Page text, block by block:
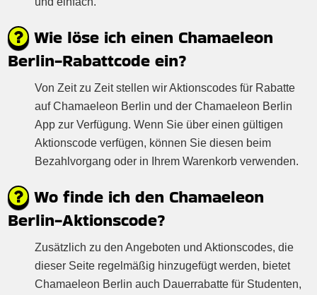
Wie löse ich einen Chamaeleon
Berlin-Rabattcode ein?
Von Zeit zu Zeit stellen wir Aktionscodes für Rabatte
auf Chamaeleon Berlin und der Chamaeleon Berlin
App zur Verfügung. Wenn Sie über einen gültigen
Aktionscode verfügen, können Sie diesen beim
Bezahlvorgang oder in Ihrem Warenkorb verwenden.
Wo finde ich den Chamaeleon
Berlin-Aktionscode?
Zusätzlich zu den Angeboten und Aktionscodes, die
dieser Seite regelmäßig hinzugefügt werden, bietet
Chamaeleon Berlin auch Dauerrabatte für Studenten,